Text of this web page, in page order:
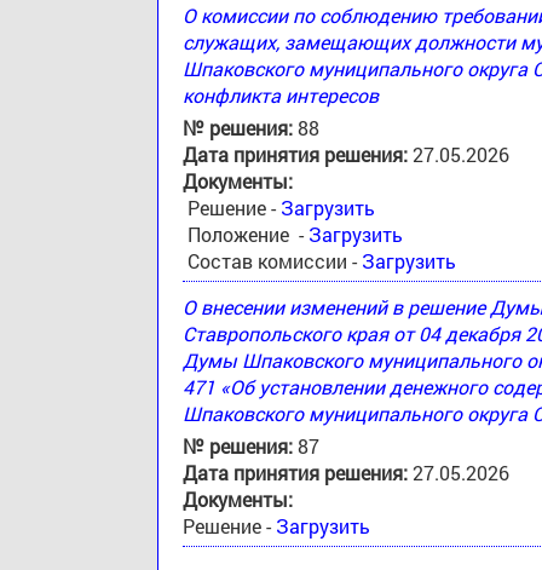
О комиссии по соблюдению
служащих, замещающих должности
Шпаковского муниципального округа
конфликта интересов
№ решения:88
Дата принятия решения:27.05.2026
Документы:
Решение - Загрузить
Положение - Загрузить
Состав комиссии - Загрузить
О внесении изменений в решение
Ставропольского края от 04 декабря
Думы Шпаковского муниципального
471 «Об установлении денежного
Шпаковского муниципального округа
№ решения:87
Дата принятия решения:27.05.2026
Документы:
Решение - Загрузить